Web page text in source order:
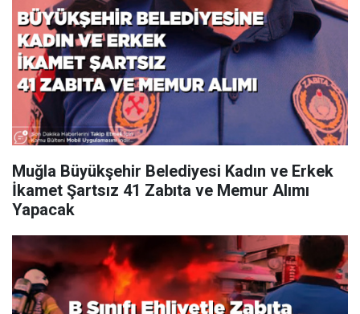
Muğla Büyükşehir Belediyesi Kadın ve Erkek
İkamet Şartsız 41 Zabıta ve Memur Alımı
Yapacak